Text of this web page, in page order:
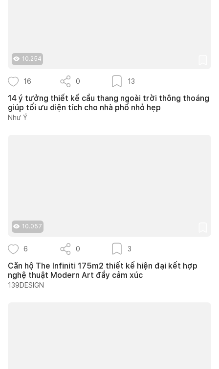
10.254
16 0 13
14 ý tưởng thiết kế cầu thang ngoài trời thông thoáng
giúp tối ưu diện tích cho nhà phố nhỏ hẹp
Như Ý
10.057
6 0 3
Căn hộ The Infiniti 175m2 thiết kế hiện đại kết hợp
nghệ thuật Modern Art đầy cảm xúc
139DESIGN